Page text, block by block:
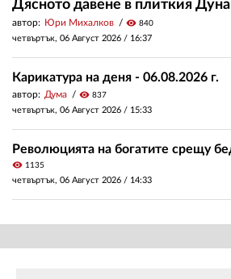
Дясното давене в плиткия
автор: Юри Михалков visibility 840
четвъртък, 06 Август 2026 / 16:37
Карикатура на деня - 06.08.2026 г.
автор: Дума visibility 837
четвъртък, 06 Август 2026 / 15:33
Революцията на богатите срещу
visibility 1135
четвъртък, 06 Август 2026 / 14:33